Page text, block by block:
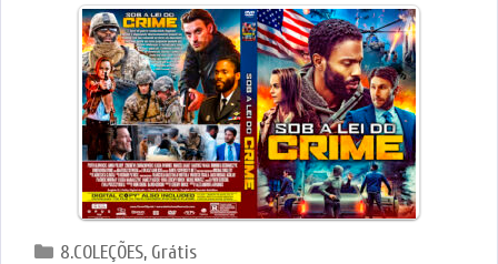
Categorias
8.COLEÇÕES, Grátis